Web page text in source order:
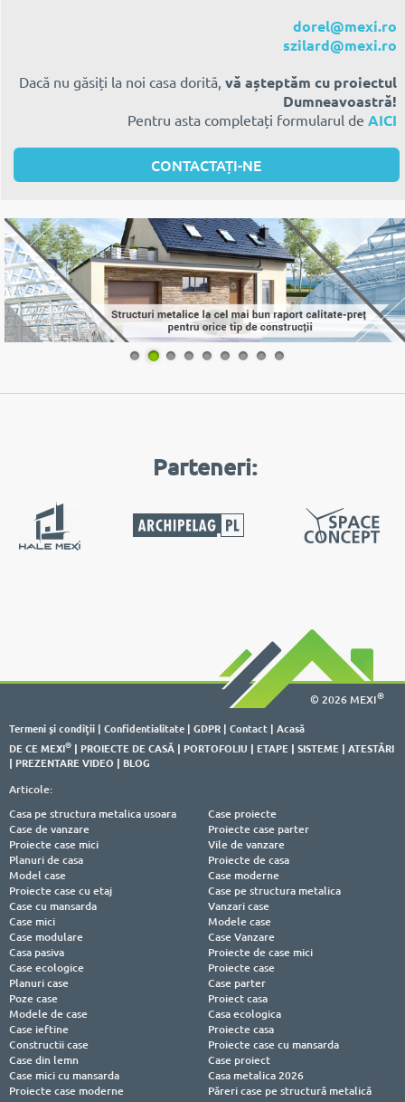
dorel@mexi.ro
szilard@mexi.ro
Dacă nu găsiți la noi casa dorită, vă așteptăm cu proiectul
Dumneavoastră!
Pentru asta completați formularul de AICI
CONTACTAȚI-NE
1 2 3 4 5 6 7 8 9
Parteneri:
© 2026 MEXI®
Termeni şi condiţii | Confidentialitate | GDPR | Contact | Acasă
DE CE MEXI® | PROIECTE DE CASĂ | PORTOFOLIU | ETAPE | SISTEME | ATESTĂRI
| PREZENTARE VIDEO | BLOG
Articole:
Casa pe structura metalica usoara
Case de vanzare
Proiecte case mici
Planuri de casa
Model case
Proiecte case cu etaj
Case cu mansarda
Case mici
Case modulare
Casa pasiva
Case proiecte
Proiecte case parter
Vile de vanzare
Proiecte de casa
Case moderne
Case pe structura metalica
Vanzari case
Modele case
Case Vanzare
Proiecte de case mici
Case ecologice
Planuri case
Poze case
Modele de case
Case ieftine
Constructii case
Case din lemn
Case mici cu mansarda
Proiecte case moderne
Proiecte case
Case parter
Proiect casa
Casa ecologica
Proiecte casa
Proiecte case cu mansarda
Case proiect
Casa metalica 2026
Păreri case pe structură metalică